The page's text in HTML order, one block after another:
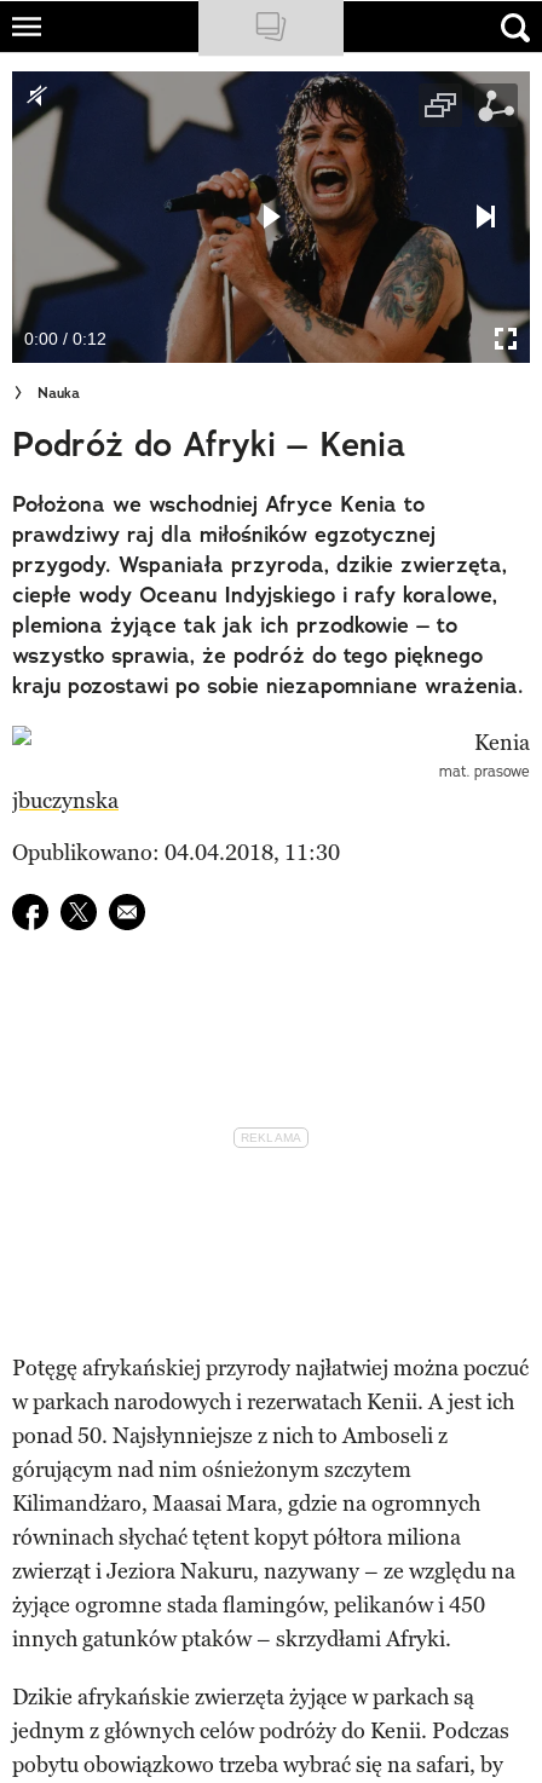
Skip
main
content
NATIONAL GEOGRAPHIC
TRAVELER
PODCASTY
Newsletter
Cuda Polski
Wielki Konkurs Fotograficzny
Trendbook Podróżniczy
Polecane
0:00 / 0:12
Nauka
Podróż do Afryki – Kenia
Położona we wschodniej Afryce Kenia to
prawdziwy raj dla miłośników egzotycznej
przygody. Wspaniała przyroda, dzikie zwierzęta,
ciepłe wody Oceanu Indyjskiego i rafy koralowe,
plemiona żyjące tak jak ich przodkowie – to
wszystko sprawia, że podróż do tego pięknego
kraju pozostawi po sobie niezapomniane wrażenia.
mat. prasowe
jbuczynska
Opublikowano: 04.04.2018, 11:30
Udostępnij na facebook
Udostępnij na twitter
E-mail do przyjaciela
Potęgę afrykańskiej przyrody najłatwiej można poczuć
w parkach narodowych i rezerwatach Kenii. A jest ich
ponad 50. Najsłynniejsze z nich to Amboseli z
górującym nad nim ośnieżonym szczytem
Kilimandżaro, Maasai Mara, gdzie na ogromnych
równinach słychać tętent kopyt półtora miliona
zwierząt i Jeziora Nakuru, nazywany – ze względu na
żyjące ogromne stada flamingów, pelikanów i 450
innych gatunków ptaków – skrzydłami Afryki.
Dzikie afrykańskie zwierzęta żyjące w parkach są
jednym z głównych celów podróży do Kenii. Podczas
pobytu obowiązkowo trzeba wybrać się na safari, by